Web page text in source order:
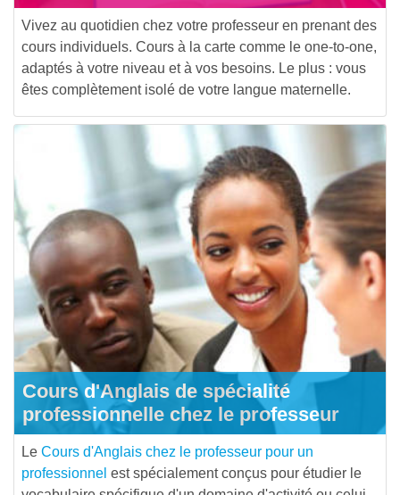
Vivez au quotidien chez votre professeur en prenant des
cours individuels. Cours à la carte comme le one-to-one,
adaptés à votre niveau et à vos besoins. Le plus : vous
êtes complètement isolé de votre langue maternelle.
Cours d'Anglais de spécialité
professionnelle chez le professeur
Le Cours d'Anglais chez le professeur pour un
professionnel est spécialement conçus pour étudier le